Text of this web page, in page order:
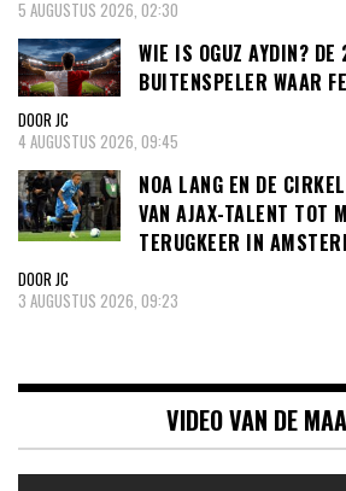
5 AUGUSTUS 2026, 02:30
WIE IS OGUZ AYDIN?
BUITENSPELER WAAR
DOOR JC
4 AUGUSTUS 2026, 09:45
NOA LANG EN DE
VAN AJAX-TALENT TOT
TERUGKEER IN
DOOR JC
3 AUGUSTUS 2026, 09:23
VIDEO VAN DE